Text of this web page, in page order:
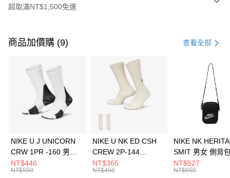
超取滿NT$1,500免運
信用卡一次付款
3 期 0 利率 每期 21家銀行
合作金庫商業銀行
第一商業銀行
華南商業銀行
彰化商業銀行
上海商業儲蓄銀行
元大商業銀行
Apple Pay
全盈+PAY
AFTEE先享後付
商品加價購 (9) 查看全部
NIKE U J UNICORN
CRW 1PR -160 男女
中統襪 FZ3393100
NT$446
NT$550
NIKE U NK ED CSH
CREW 2P-144
EMBRDY 男女 短統襪
FZ3073133
NT$365
NT$450
NIKE NK
SMIT 男女 側背
BA5871010
NT$527
NT$650